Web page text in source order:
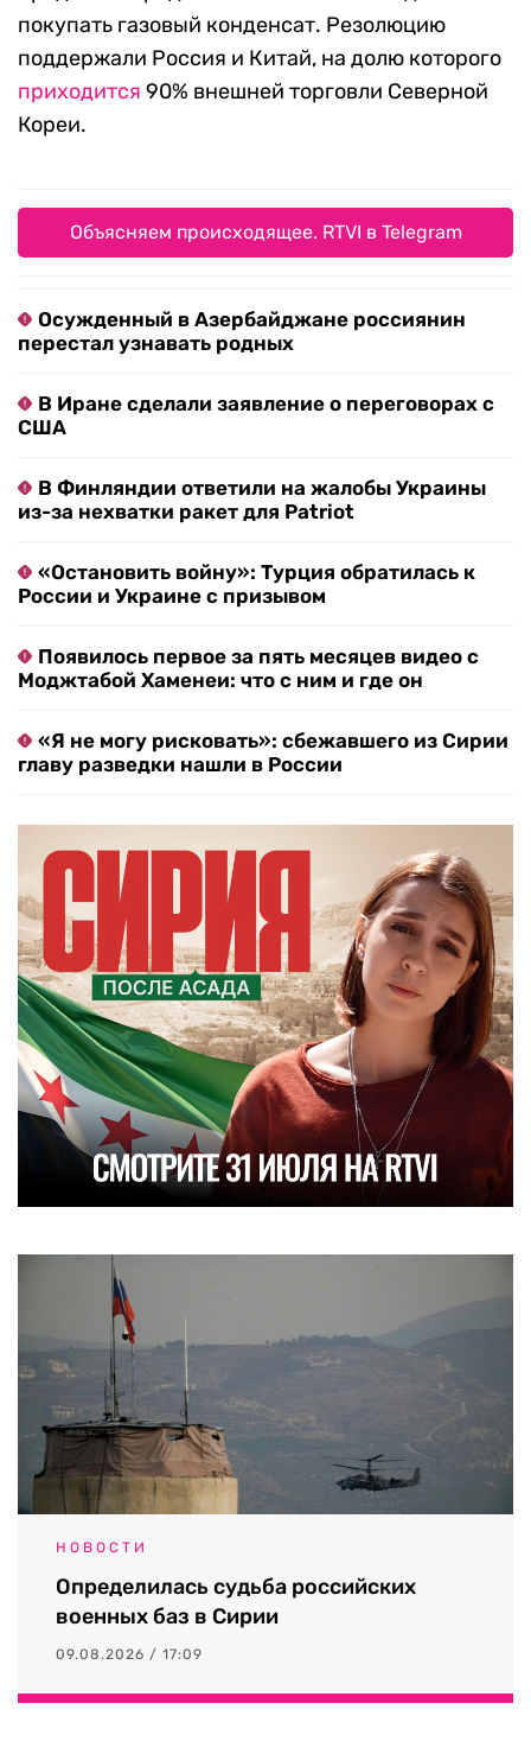
покупать газовый конденсат. Резолюцию
поддержали Россия и Китай, на долю которого
приходится 90% внешней торговли Северной
Кореи.
Объясняем происходящее. RTVI в Telegram
Осужденный в Азербайджане россиянин
перестал узнавать родных
В Иране сделали заявление о переговорах с
США
В Финляндии ответили на жалобы Украины
из-за нехватки ракет для Patriot
«Остановить войну»: Турция обратилась к
России и Украине с призывом
Появилось первое за пять месяцев видео с
Моджтабой Хаменеи: что с ним и где он
«Я не могу рисковать»: сбежавшего из Сирии
главу разведки нашли в России
НОВОСТИ
Определилась судьба российских
военных баз в Сирии
09.08.2026 / 17:09